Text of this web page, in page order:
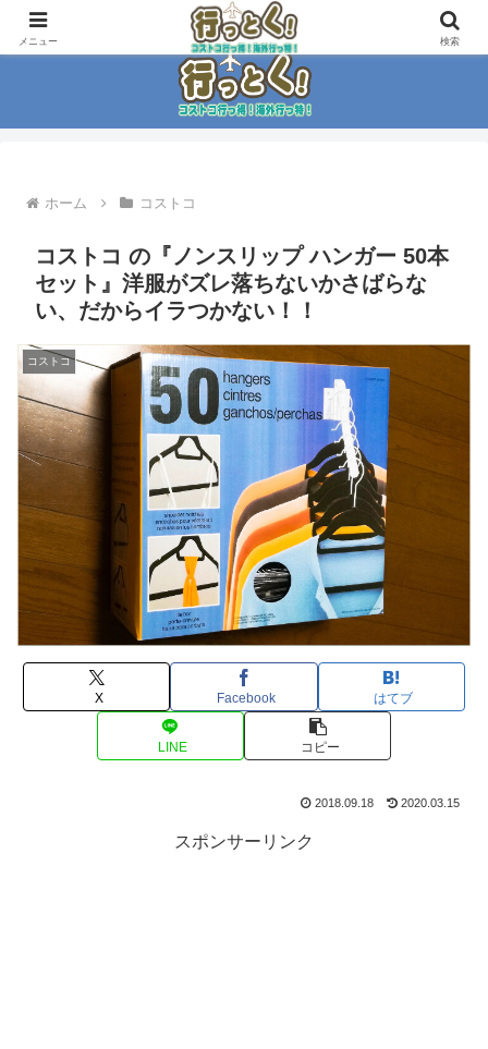
コストコ大好き家族がイチ押商品紹介！！
ホーム コストコ
コストコ の『ノンスリップ ハンガー 50本
セット』洋服がズレ落ちないかさばらな
い、だからイラつかない！！
コストコ
X Facebook はてブ
LINE コピー
2018.09.18 2020.03.15
スポンサーリンク
メニュー 検索